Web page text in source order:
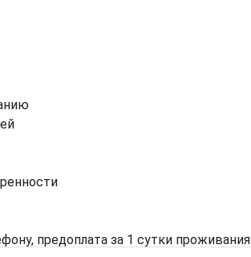
предоплата за 1 сутки проживания